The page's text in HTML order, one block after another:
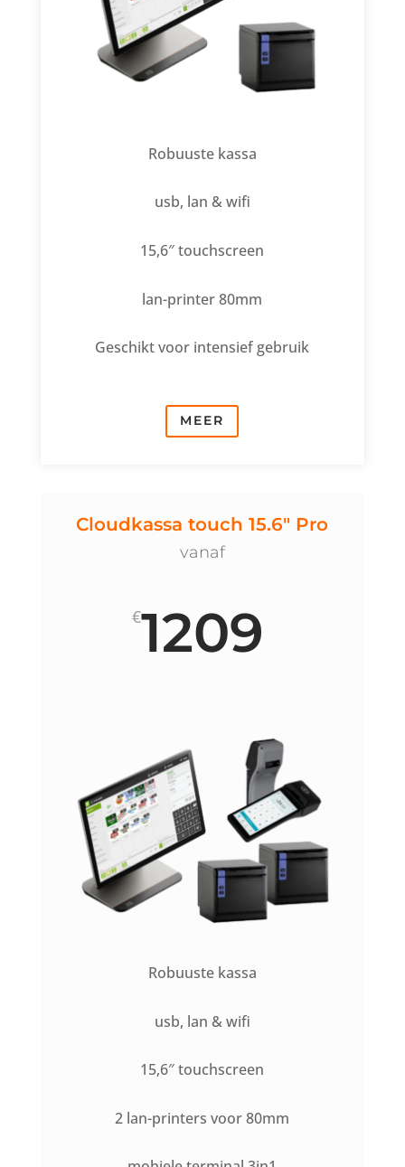
Robuuste kassa
usb, lan & wifi
15,6″ touchscreen
lan-printer 80mm
Geschikt voor intensief gebruik
MEER
Cloudkassa touch 15.6" Pro
vanaf
€1209
Robuuste kassa
usb, lan & wifi
15,6″ touchscreen
2 lan-printers voor 80mm